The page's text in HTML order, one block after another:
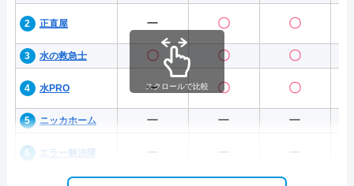
正直屋 ー 〇 〇
水の救急士 〇 〇 〇
水PRO ー 〇 〇
ニッカホーム ー ー ー
エラー解決隊
スクロールで比較